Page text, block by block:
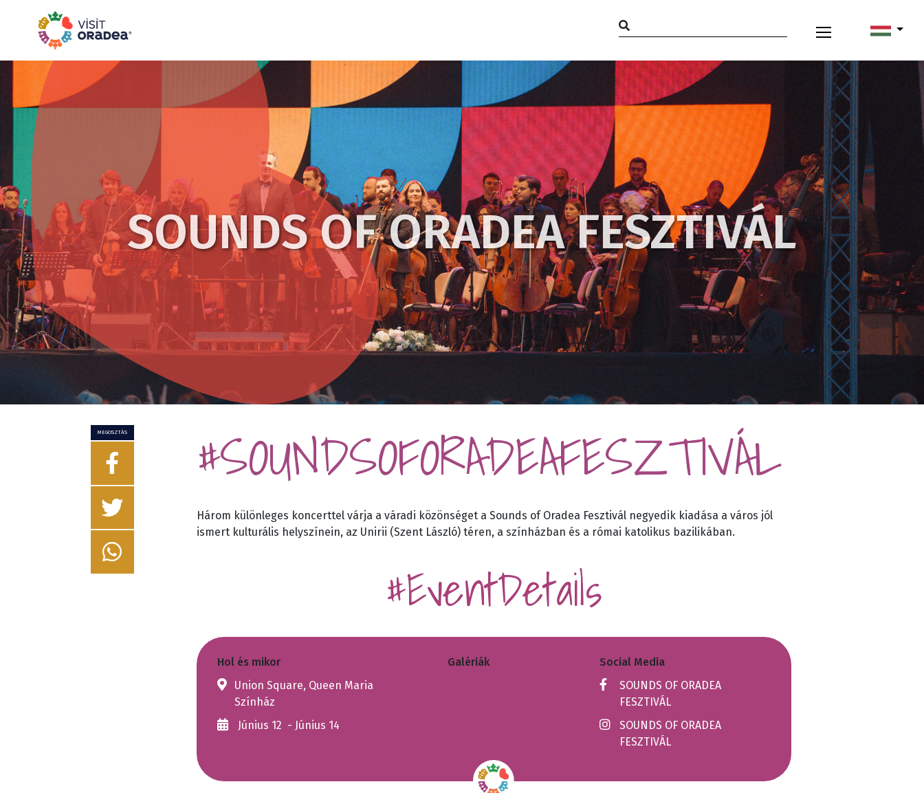
SOUNDS OF ORADEA FESZTIVÁL
MEGOSZTÁS #SOUNDSOFORADEAFESZTIVÁL
Három különleges koncerttel várja a váradi közönséget a Sounds of Oradea Fesztivál negyedik kiadása a város jól
ismert kulturális helyszínein, az Unirii (Szent László) téren, a színházban és a római katolikus bazilikában.
#EventDetails
Hol és mikor
Union Square, Queen Maria
Színház
Június 12 - Június 14
Galériák
Social Media
SOUNDS OF ORADEA
FESZTIVÁL
SOUNDS OF ORADEA
FESZTIVÁL